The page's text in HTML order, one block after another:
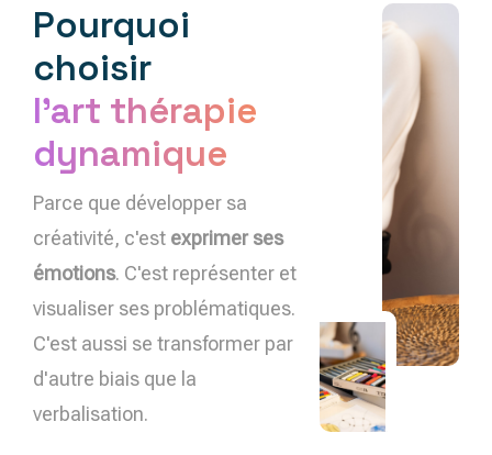
Pourquoi
choisir
l'art thérapie
dynamique
Parce que développer sa
créativité, c'est exprimer ses
émotions. C'est représenter et
visualiser ses problématiques.
C'est aussi se transformer par
d'autre biais que la
verbalisation.